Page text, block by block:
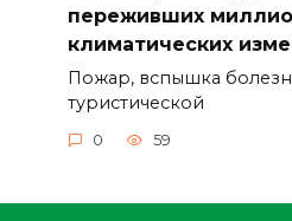
переживших
климатических
Пожар, вспышка
туристической
0 59